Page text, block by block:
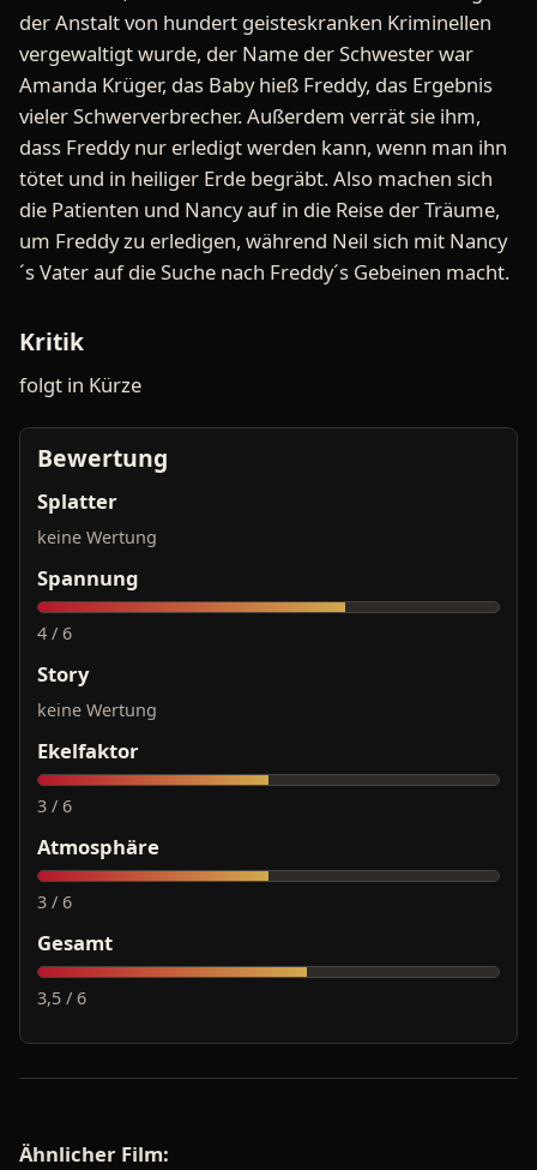
der Anstalt von hundert geisteskranken Kriminellen
vergewaltigt wurde, der Name der Schwester war
Amanda Krüger, das Baby hieß Freddy, das Ergebnis
vieler Schwerverbrecher. Außerdem verrät sie ihm,
dass Freddy nur erledigt werden kann, wenn man ihn
tötet und in heiliger Erde begräbt. Also machen sich
die Patienten und Nancy auf in die Reise der Träume,
um Freddy zu erledigen, während Neil sich mit Nancy
´s Vater auf die Suche nach Freddy´s Gebeinen macht.
Kritik
folgt in Kürze
Bewertung
Splatter
keine Wertung
Spannung
4 / 6
Story
keine Wertung
Ekelfaktor
3 / 6
Atmosphäre
3 / 6
Gesamt
3,5 / 6
Ähnlicher Film: